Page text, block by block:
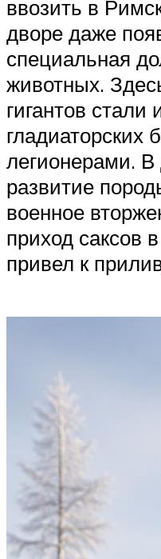
ввозить в
дворе даже
специальная
животных.
гигантов стали
гладиаторских
легионерами.
развитие
военное
приход саксов
привел к